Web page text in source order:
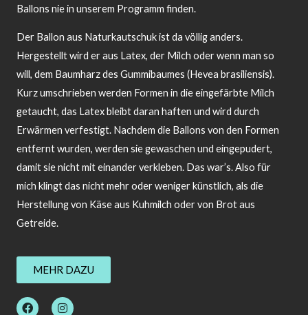
Ballons nie in unserem Programm finden.
Der Ballon aus Naturkautschuk ist da völlig anders.
Hergestellt wird er aus Latex, der Milch oder wenn man so
will, dem Baumharz des Gummibaumes (Hevea brasiliensis).
Kurz umschrieben werden Formen in die eingefärbte Milch
getaucht, das Latex bleibt daran haften und wird durch
Erwärmen verfestigt. Nachdem die Ballons von den Formen
entfernt wurden, werden sie gewaschen und eingepudert,
damit sie nicht mit einander verkleben. Das war’s. Also für
mich klingt das nicht mehr oder weniger künstlich, als die
Herstellung von Käse aus Kuhmilch oder von Brot aus
Getreide.
MEHR DAZU
F
I